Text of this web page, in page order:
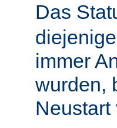
Das
immer
wurden,